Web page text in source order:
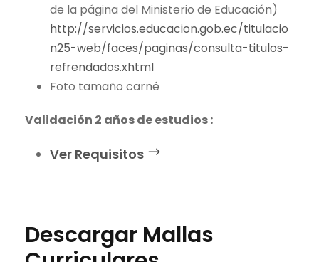
de la página del Ministerio de Educación)
http://servicios.educacion.gob.ec/titulacio
n25-web/faces/paginas/consulta-titulos-
refrendados.xhtml
Foto tamaño carné
Validación 2 años de estudios :
Ver Requisitos
Descargar Mallas